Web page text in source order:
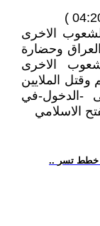
الاخرى
وحضارة
الاخرى
الملايين
-الدخول-في
الاسلامي